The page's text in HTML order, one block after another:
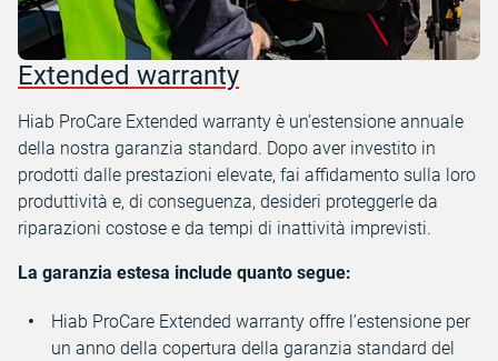
Extended warranty
Hiab ProCare Extended warranty è un’estensione annuale
della nostra garanzia standard. Dopo aver investito in
prodotti dalle prestazioni elevate, fai affidamento sulla loro
produttività e, di conseguenza, desideri proteggerle da
riparazioni costose e da tempi di inattività imprevisti.
La garanzia estesa include quanto segue:
Hiab ProCare Extended warranty offre l’estensione per
un anno della copertura della garanzia standard del